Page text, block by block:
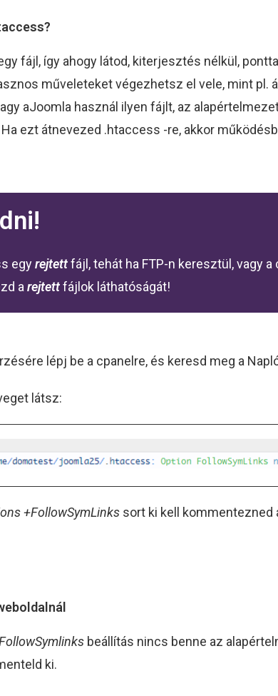
fájl, így ahogy látod, kiterjesztés nélkül,
műveleteket végezhetsz el vele, mint pl.
aJoomla használ ilyen fájlt, az
ezt átnevezed .htaccess -re, akkor
egyrejtettfájl, tehát ha FTP-n keresztül, vagy
a rejtettfájlok láthatóságát!
lépj be a cpanelre, és keresd meg a
látsz:
+FollowSymLinks sort ki kell kommentezned
beállítás nincs benne az
ki.